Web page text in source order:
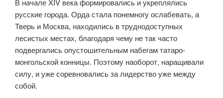
В начале XIV века формировались и укреплялись
русские города. Орда стала понемногу ослабевать, а
Тверь и Москва, находились в труднодоступных
лесистых местах, благодаря чему не так часто
подвергались опустошительным набегам татаро-
монгольской конницы. Поэтому наоборот, наращивали
силу, и уже соревновались за лидерство уже между
собой.